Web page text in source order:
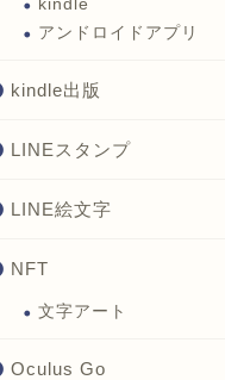
kindle
アンドロイドアプリ
kindle出版
LINEスタンプ
LINE絵文字
NFT
文字アート
Oculus Go